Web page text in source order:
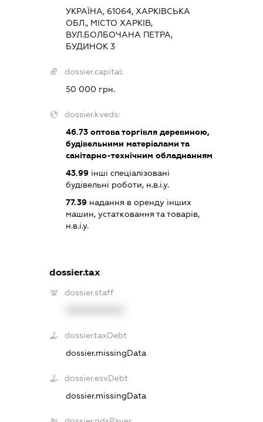
УКРАЇНА, 61064, ХАРКІВСЬКА
ОБЛ., МІСТО ХАРКІВ,
ВУЛ.БОЛБОЧАНА ПЕТРА,
БУДИНОК 3
dossier.capital:
50 000 грн.
dossier.kveds:
46.73 оптова торгівля деревиною,
будівельними матеріалами та
санітарно-технічним обладнанням
43.99 інші спеціалізовані
будівельні роботи, н.в.і.у.
77.39 надання в оренду інших
машин, устатковання та товарів,
н.в.і.у.
dossier.tax
dossier.staff
dossier.taxDebt
dossier.missingData
dossier.esvDebt
dossier.missingData